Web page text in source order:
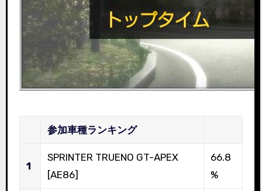
参加車種ランキング
1
SPRINTER TRUENO GT-APEX
[AE86]
66.8
%